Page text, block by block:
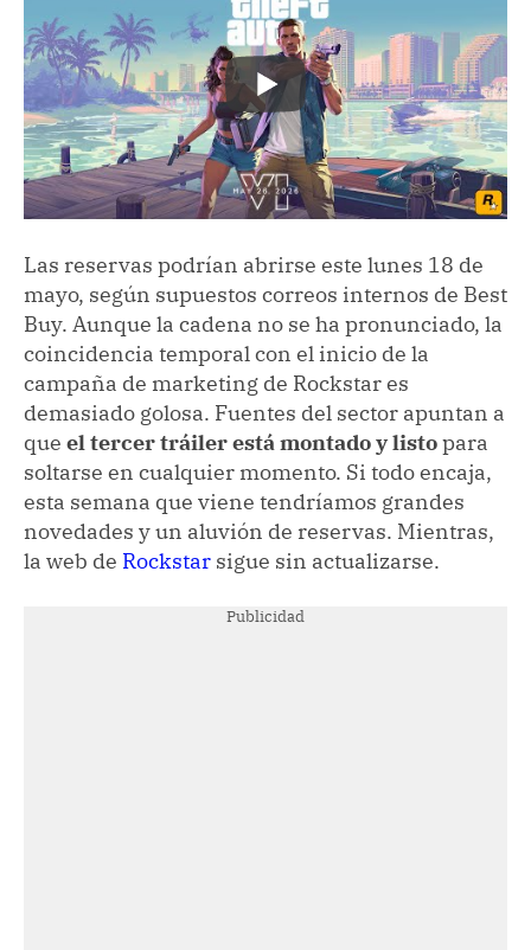
Las reservas podrían abrirse este lunes 18 de
mayo, según supuestos correos internos de Best
Buy. Aunque la cadena no se ha pronunciado, la
coincidencia temporal con el inicio de la
campaña de marketing de Rockstar es
demasiado golosa. Fuentes del sector apuntan a
que el tercer tráiler está montado y listopara
soltarse en cualquier momento. Si todo encaja,
esta semana que viene tendríamos grandes
novedades y un aluvión de reservas. Mientras,
la web de Rockstar sigue sin actualizarse.
Publicidad